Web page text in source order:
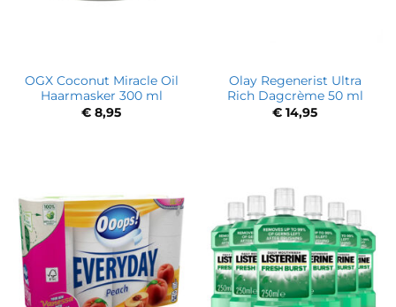
OGX Coconut Miracle Oil
Haarmasker 300 ml
€ 8,95
Olay Regenerist Ultra
Rich Dagcrème 50 ml
€ 14,95